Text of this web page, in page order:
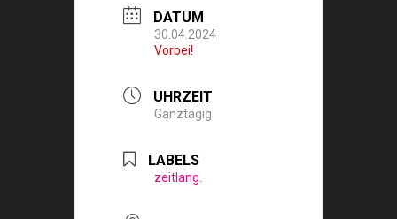
DATUM
30.04.2024
Vorbei!
UHRZEIT
Ganztägig
LABELS
zeitlang.